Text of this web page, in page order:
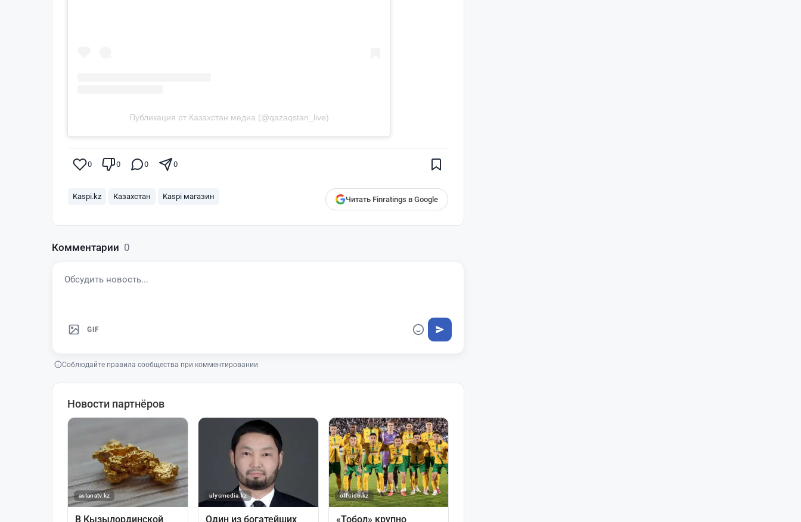
Публикация от Казахстан медиа (@qazaqstan_live)
0 0 0 0
Kaspi.kz Казахстан Kaspi магазин Читать Finratings в Google
Поставьте галочку рядом с
— и наши материалы
Комментарии 0
GIF
Соблюдайте правила сообщества при комментировании